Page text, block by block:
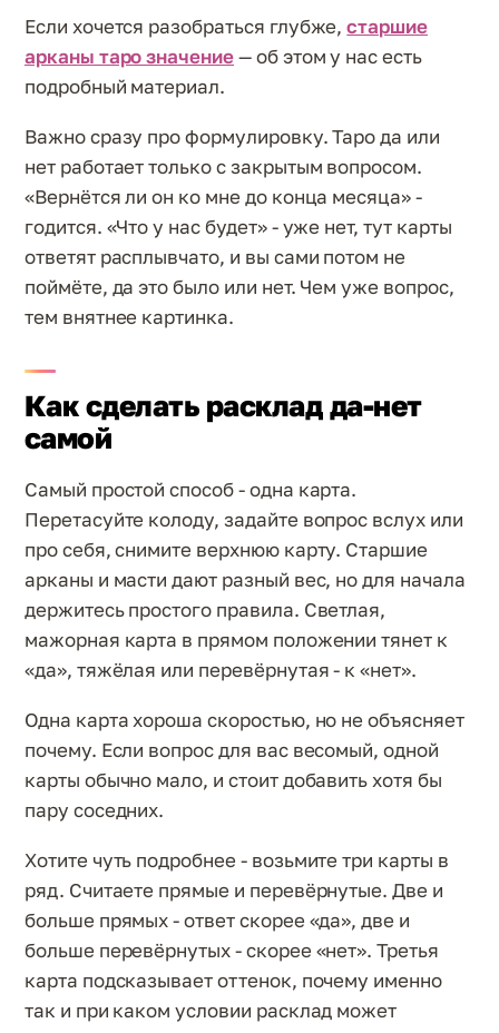
Если хочется разобраться глубже,старшие
арканы таро значение— об этом у нас есть
подробный материал.
Важно сразу про формулировку. Таро да или
нет работает только с закрытым вопросом.
«Вернётся ли он ко мне до конца месяца» -
годится. «Что у нас будет» - уже нет, тут карты
ответят расплывчато, и вы сами потом не
поймёте, да это было или нет. Чем уже вопрос,
тем внятнее картинка.
Как сделать расклад да-нет
самой
Самый простой способ - одна карта.
Перетасуйте колоду, задайте вопрос вслух или
про себя, снимите верхнюю карту. Старшие
арканы и масти дают разный вес, но для начала
держитесь простого правила. Светлая,
мажорная карта в прямом положении тянет к
«да», тяжёлая или перевёрнутая - к «нет».
Одна карта хороша скоростью, но не объясняет
почему. Если вопрос для вас весомый, одной
карты обычно мало, и стоит добавить хотя бы
пару соседних.
Хотите чуть подробнее - возьмите три карты в
ряд. Считаете прямые и перевёрнутые. Две и
больше прямых - ответ скорее «да», две и
больше перевёрнутых - скорее «нет». Третья
карта подсказывает оттенок, почему именно
так и при каком условии расклад может